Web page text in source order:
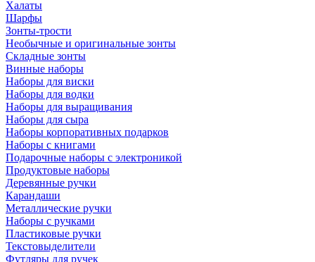
Халаты
Шарфы
Зонты-трости
Необычные и оригинальные зонты
Складные зонты
Винные наборы
Наборы для виски
Наборы для водки
Наборы для выращивания
Наборы для сыра
Наборы корпоративных подарков
Наборы с книгами
Подарочные наборы с электроникой
Продуктовые наборы
Деревянные ручки
Карандаши
Металлические ручки
Наборы с ручками
Пластиковые ручки
Текстовыделители
Футляры для ручек